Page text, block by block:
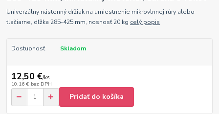
Univerzálny nástenný držiak na umiestnenie mikrovlnnej rúry alebo
tlačiarne, dľžka 285-425 mm, nosnosť 20 kg celý popis
Dostupnosť Skladom
12,50 €/ks
10,16 € bez DPH
Pridať do košíka